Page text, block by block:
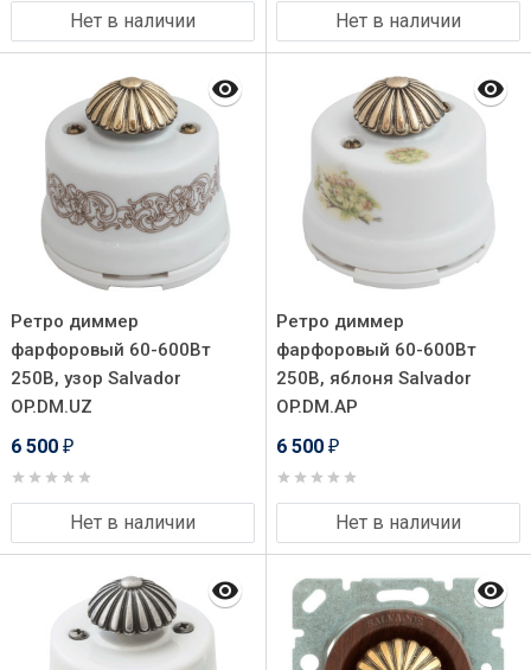
Нет в наличии Нет в наличии
Ретро диммер
фарфоровый 60-600Вт
250В, узор Salvador
OP.DM.UZ
6 500 ₽
Нет в наличии
Ретро диммер
фарфоровый 60-600Вт
250В, яблоня Salvador
OP.DM.AP
6 500 ₽
Нет в наличии